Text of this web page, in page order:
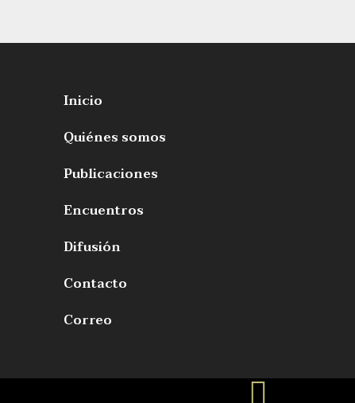
Inicio
Quiénes somos
Publicaciones
Encuentros
Difusión
Contacto
Correo